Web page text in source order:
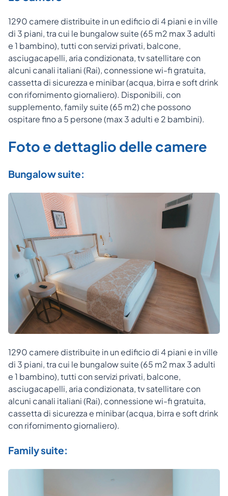
1290 camere distribuite in un edificio di 4 piani e in ville
di 3 piani, tra cui le bungalow suite (65 m2 max 3 adulti
e 1 bambino), tutti con servizi privati, balcone,
asciugacapelli, aria condizionata, tv satellitare con
alcuni canali italiani (Rai), connessione wi-fi gratuita,
cassetta di sicurezza e minibar (acqua, birra e soft drink
con rifornimento giornaliero). Disponibili, con
supplemento, family suite (65 m2) che possono
ospitare fino a 5 persone (max 3 adulti e 2 bambini).
Foto e dettaglio delle camere
Bungalow suite:
1290 camere distribuite in un edificio di 4 piani e in ville
di 3 piani, tra cui le bungalow suite (65 m2 max 3 adulti
e 1 bambino), tutti con servizi privati, balcone,
asciugacapelli, aria condizionata, tv satellitare con
alcuni canali italiani (Rai), connessione wi-fi gratuita,
cassetta di sicurezza e minibar (acqua, birra e soft drink
con rifornimento giornaliero).
Family suite: